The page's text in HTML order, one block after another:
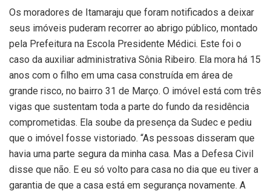
Os moradores de Itamaraju que foram notificados a deixar
seus imóveis puderam recorrer ao abrigo público, montado
pela Prefeitura na Escola Presidente Médici. Este foi o
caso da auxiliar administrativa Sônia Ribeiro. Ela mora há 15
anos com o filho em uma casa construída em área de
grande risco, no bairro 31 de Março. O imóvel está com três
vigas que sustentam toda a parte do fundo da residência
comprometidas. Ela soube da presença da Sudec e pediu
que o imóvel fosse vistoriado. “As pessoas disseram que
havia uma parte segura da minha casa. Mas a Defesa Civil
disse que não. E eu só volto para casa no dia que eu tiver a
garantia de que a casa está em segurança novamente. A